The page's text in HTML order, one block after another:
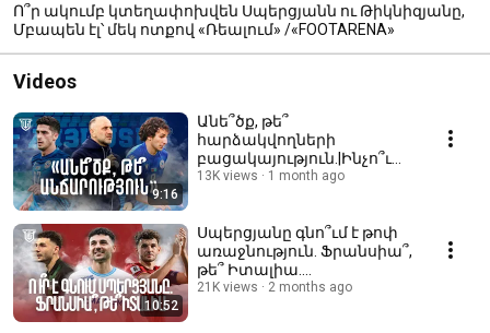
Ո՞ր ակումբ կտեղափոխվեն Սպերցյանն ու Թիկնիզյանը,
Մբապեն էլ՝ մեկ ոտքով «Ռեալում» /«FOOTARENA»
Videos
9:16
Անե՞ծք, թե՞
հարձակվողների
բացակայություն.|Ինչո՞ւ
ՀԱՅԱՍՏԱՆԻ
13K views 1 month ago
10:52
Սպերցյանը գնո՞ւմ է թոփ
առաջնություն. Ֆրանսիա՞,
թե՞ Իտալիա.
աղմկահարույց
21K views 2 months ago